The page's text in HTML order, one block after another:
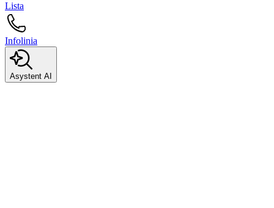
Lista
Infolinia
Asystent AI